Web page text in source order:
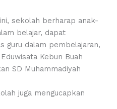
sekolah berharap anak-
belajar, dapat
guru dalam pembelajaran,
Kebun Buah
SD Muhammadiyah
juga mengucapkan